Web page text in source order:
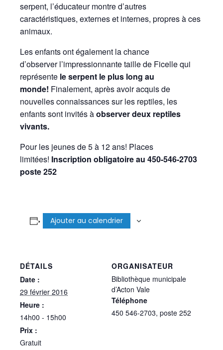
serpent, l’éducateur montre d’autres
caractéristiques, externes et internes, propres à ces
animaux.
Les enfants ont également la chance
d’observer l’impressionnante taille de Ficelle qui
représente le serpent le plus long au
monde! Finalement, après avoir acquis de
nouvelles connaissances sur les reptiles, les
enfants sont invités àobserver deux reptiles
vivants.
Pour les jeunes de 5 à 12 ans! Places
limitées! Inscription obligatoireau 450-546-2703
poste 252
Ajouter au calendrier
DÉTAILS
Date :
29 février 2016
Heure :
14h00 - 15h00
Prix :
Gratuit
ORGANISATEUR
Bibliothèque municipale
d’Acton Vale
Téléphone
450 546-2703, poste 252